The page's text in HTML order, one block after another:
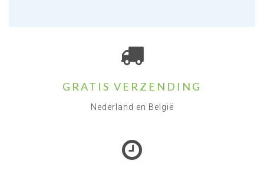
GRATIS VERZENDING
Nederland en België